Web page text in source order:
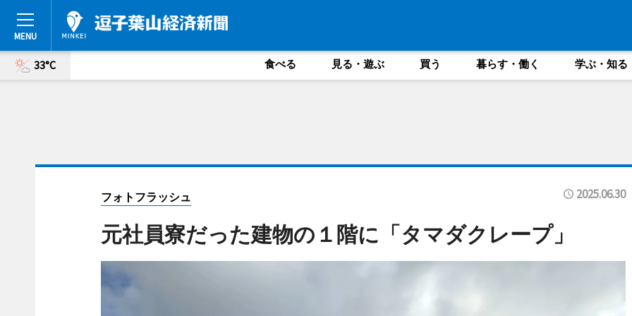
33°C 食べる 見る・遊ぶ 買う 暮らす・働く 学ぶ・知る
フォトフラッシュ 2025.06.30
元社員寮だった建物の１階に「タマダクレープ」